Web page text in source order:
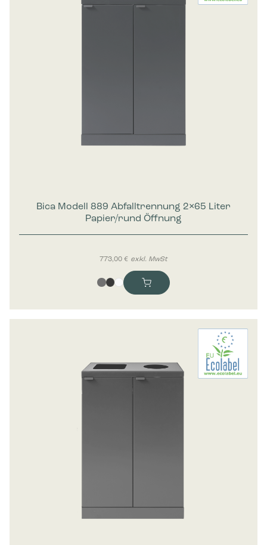
Bica Modell 889 Abfalltrennung 2×65 Liter
Papier/rund Öffnung
773,00€ exkl. MwSt